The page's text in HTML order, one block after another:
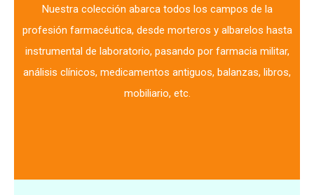
Nuestra colección abarca todos los campos de la
profesión farmacéutica, desde morteros y albarelos hasta
instrumental de laboratorio, pasando por farmacia militar,
análisis clínicos, medicamentos antiguos, balanzas, libros,
mobiliario, etc.